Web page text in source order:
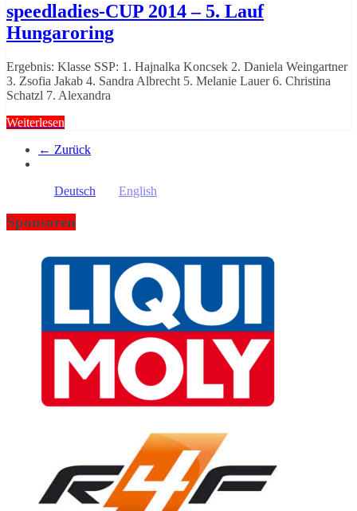
speedladies-CUP 2014 – 5. Lauf
Hungaroring
Ergebnis: Klasse SSP: 1. Hajnalka Koncsek 2. Daniela Weingartner
3. Zsofia Jakab 4. Sandra Albrecht 5. Melanie Lauer 6. Christina
Schatzl 7. Alexandra
Weiterlesen
← Zurück
Deutsch English
Sponsoren